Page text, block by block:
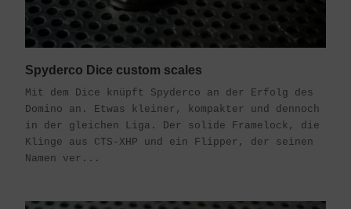
Spyderco Dice custom scales
Mit dem Dice knüpft Spyderco an der Erfolg des
Domino an. Etwas kleiner, kompakter und dennoch
in der gleichen Liga. Der solide Framelock, die
Klinge aus CTS-XHP und ein Flipper, der seinen
Namen ver...